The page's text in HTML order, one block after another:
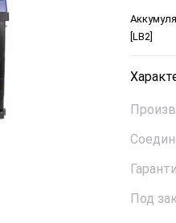
[LB2]
Под